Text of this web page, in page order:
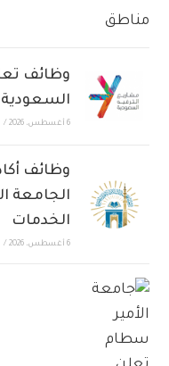
وظائف
6 أغسطس، 2026 /
وظائف
الجامعة
الخدمات
6 أغسطس، 2026 /